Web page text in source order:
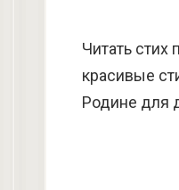
Читать
красивые
Родине для